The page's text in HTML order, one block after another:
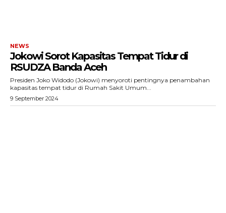
Olahraga
Ekonomi
Teknologi
Indeks
NEWS
Jokowi Sorot Kapasitas Tempat Tidur di
RSUDZA Banda Aceh
Presiden Joko Widodo (Jokowi) menyoroti pentingnya penambahan
kapasitas tempat tidur di Rumah Sakit Umum...
9 September 2024